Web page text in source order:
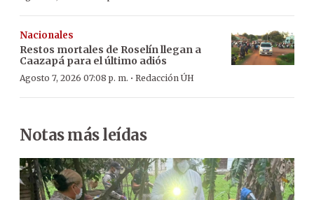
Nacionales
Restos mortales de Roselín llegan a
Caazapá para el último adiós
Agosto 7, 2026 07:08 p. m. · Redacción ÚH
Notas más leídas